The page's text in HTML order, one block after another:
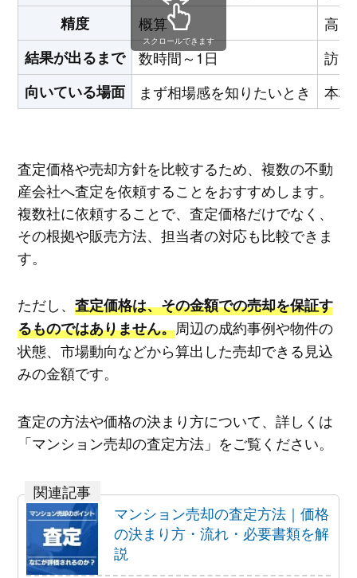
精度
概算
高い
結果が出るまで
数時間～1日
訪
向いている場面
まず相場感を知りたいとき 本
スクロールできます
査定価格や売却方針を比較するため、複数の不動
産会社へ査定を依頼することをおすすめします。
複数社に依頼することで、査定価格だけでなく、
その根拠や販売方法、担当者の対応も比較できま
す。
ただし、 査定価格は、その金額での売却を保証す
るものではありません。周辺の成約事例や物件の
状態、市場動向などから算出した売却できる見込
みの金額です。
査定の方法や価格の決まり方について、詳しくは
「マンション売却の査定方法」をご覧ください。
マンション売却の査定方法｜価格
の決まり方・流れ・必要書類を解
説